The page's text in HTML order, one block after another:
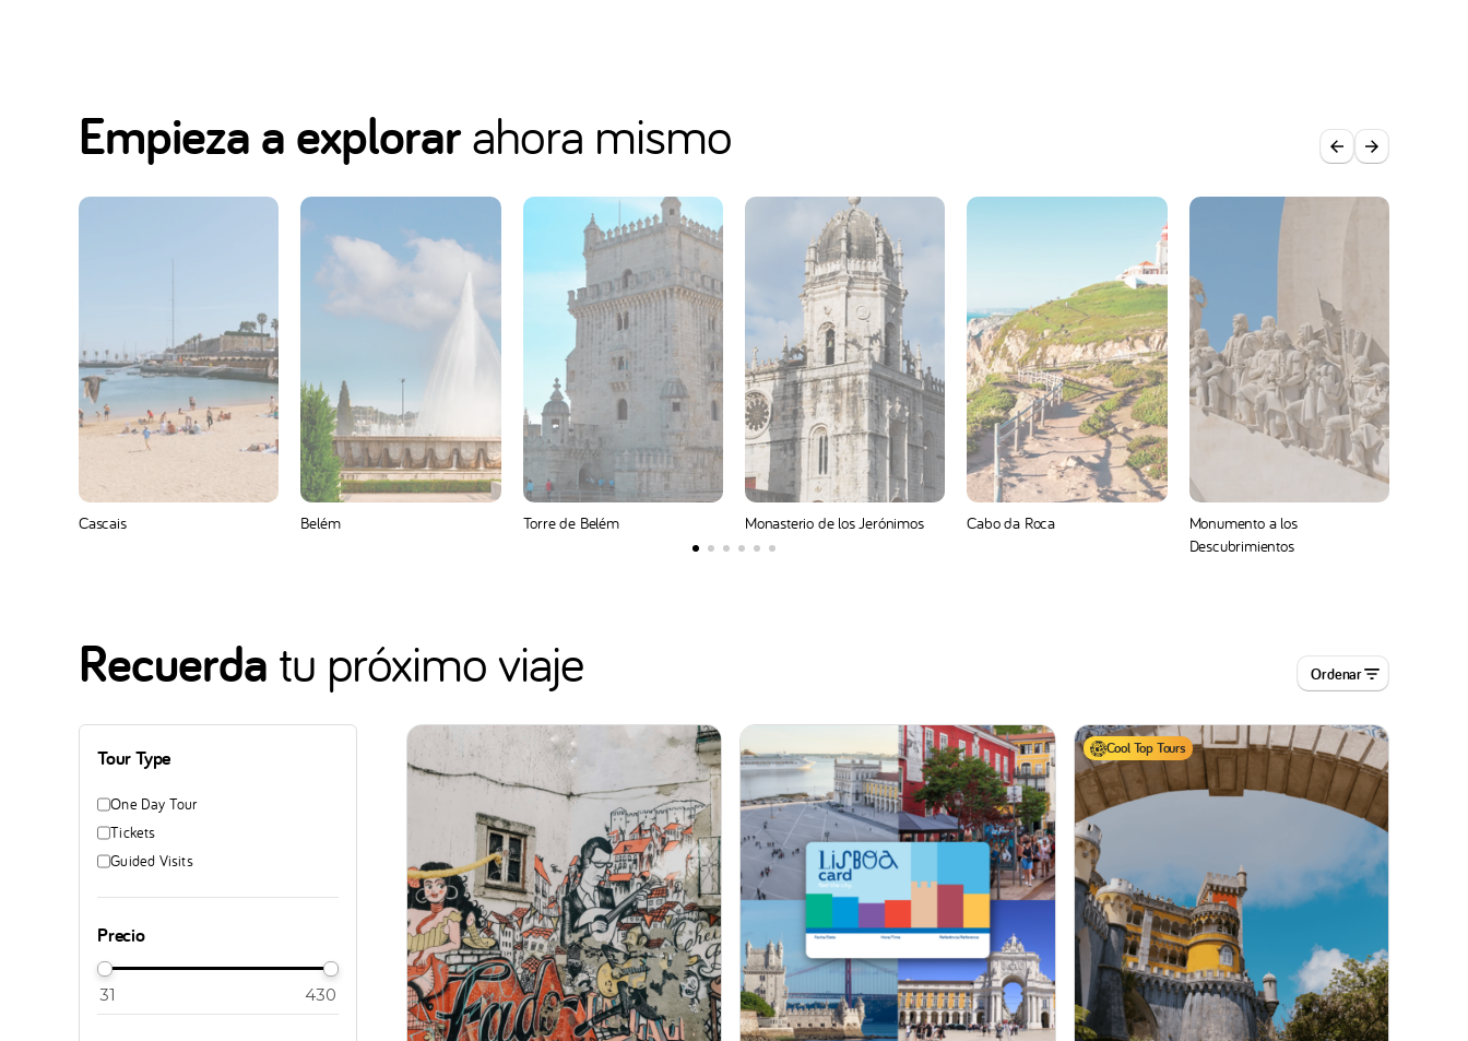
Empieza a explorarahora mismo
Cascais Belém Torre de Belém Monasterio de los Jerónimos Cabo da Roca
Monumento a los
Descubrimientos
Recuerdatu próximo viaje Ordenar
Tour Type
One Day Tour
Tickets
Guided Visits
Precio
Cool Top Tours